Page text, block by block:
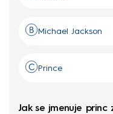
Michael Jackson
Prince
Jak se jmenuje princ